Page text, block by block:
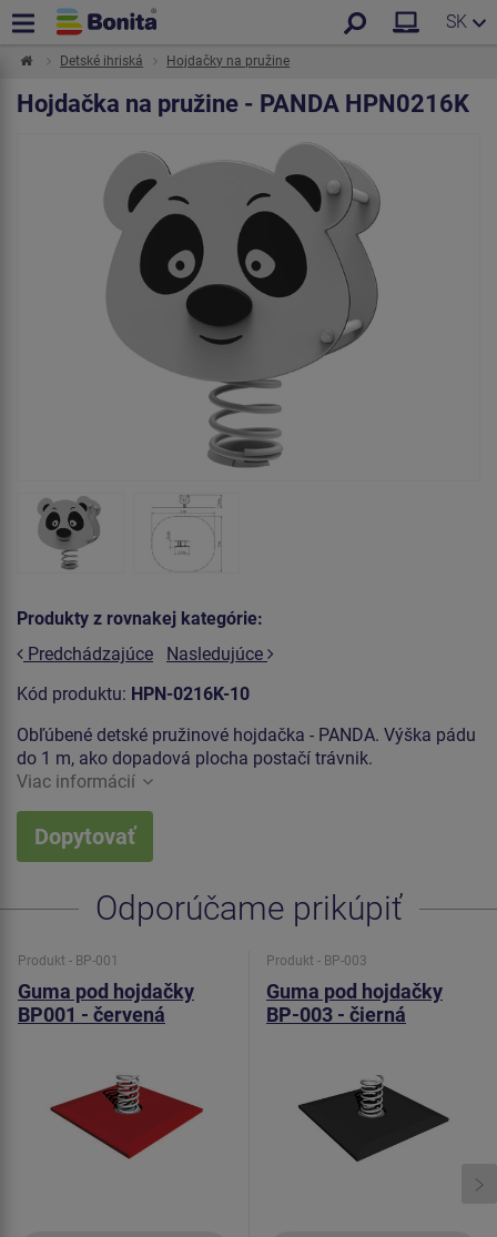
SK
Detské ihriská Hojdačky na pružine
Hojdačka na pružine - PANDA HPN0216K
Produkty z rovnakej kategórie:
Predchádzajúce
Nasledujúce
Kód produktu: HPN-0216K-10
Obľúbené detské pružinové hojdačka - PANDA. Výška pádu
do 1 m, ako dopadová plocha postačí trávnik.
Viac informácií
Dopytovať
Odporúčame prikúpiť
Produkt - BP-001
Guma pod hojdačky
BP001 - červená
Produkt - BP-003
Guma pod hojdačky
BP-003 - čierná